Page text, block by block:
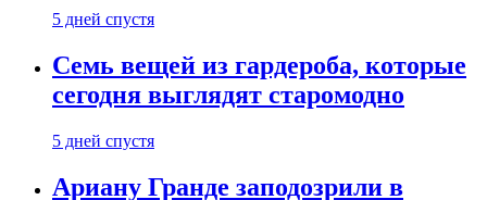
5 дней спустя
Семь вещей из гардероба, которые
сегодня выглядят старомодно
5 дней спустя
Ариану Гранде заподозрили в